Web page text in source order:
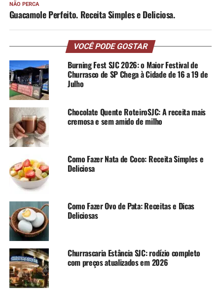
NÃO PERCA
Guacamole Perfeito. Receita Simples e Deliciosa.
VOCÊ PODE GOSTAR
Burning Fest SJC 2026: o Maior Festival de
Churrasco de SP Chega à Cidade de 16 a 19 de
Julho
Chocolate Quente RoteiroSJC: A receita mais
cremosa e sem amido de milho
Como Fazer Nata de Coco: Receita Simples e
Deliciosa
Como Fazer Ovo de Pata: Receitas e Dicas
Deliciosas
Churrascaria Estância SJC: rodízio completo
com preços atualizados em 2026